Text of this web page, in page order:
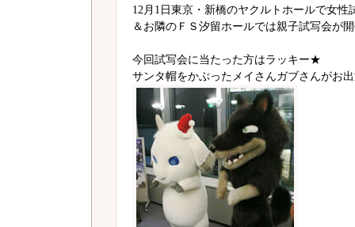
12月1日東京・新橋のヤクルトホールで女性
＆お隣のＦＳ汐留ホールでは親子試写会が
今回試写会に当たった方はラッキー★
サンタ帽をかぶったメイさんガブさんがお